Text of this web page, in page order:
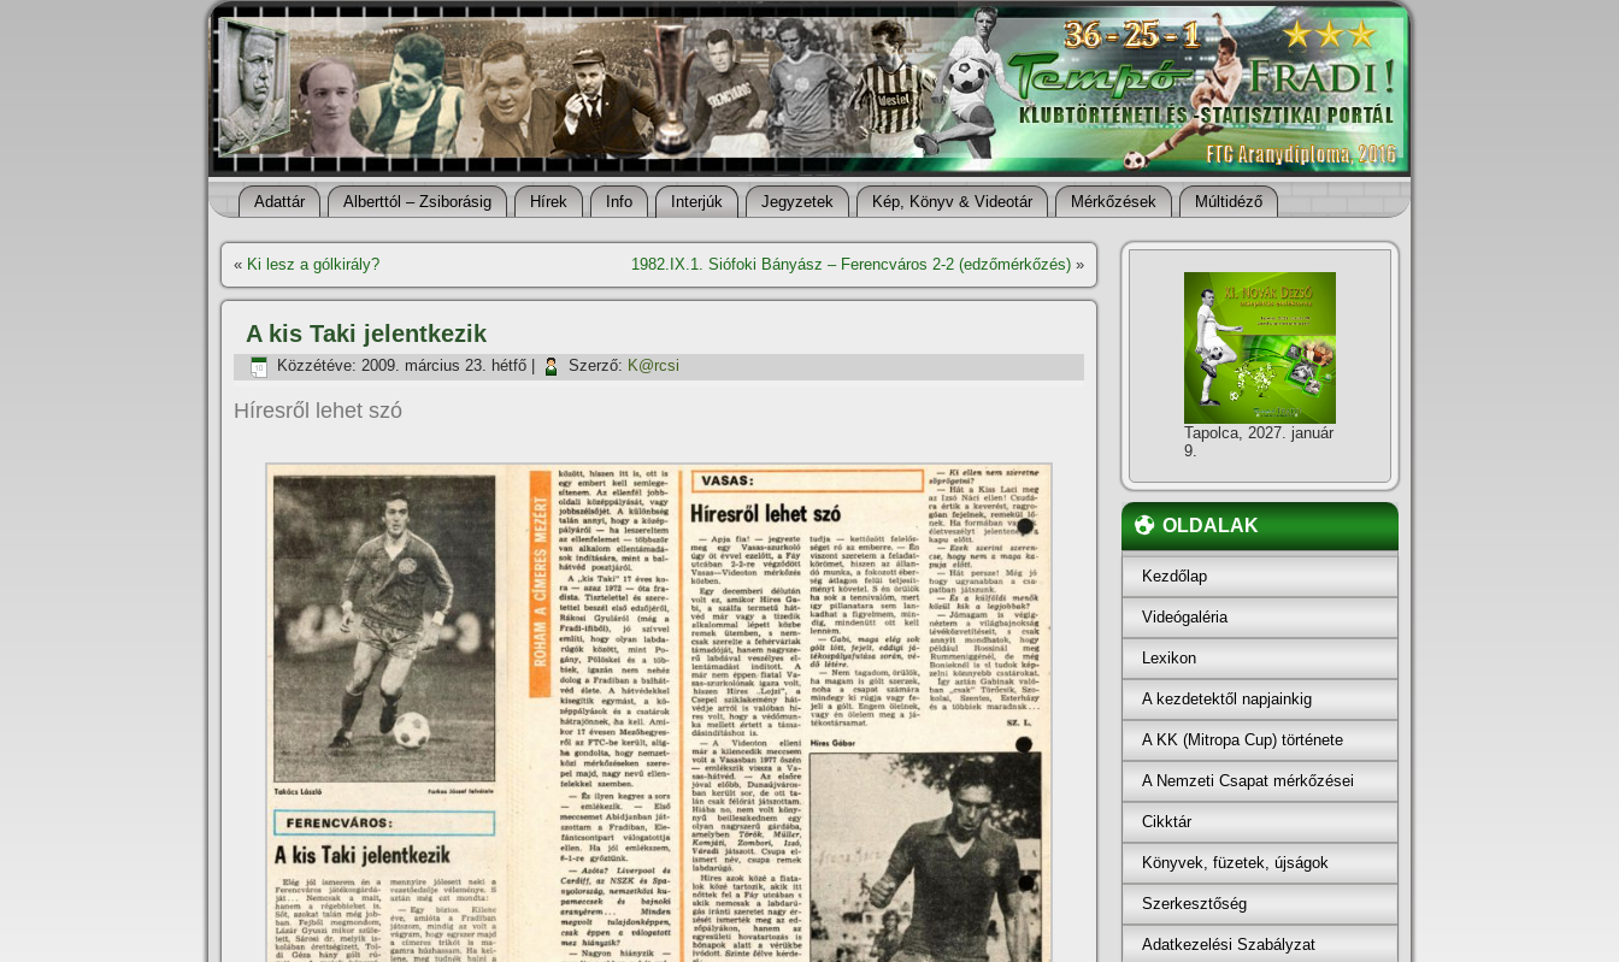
Adattár Alberttól – Zsiborásig Hí­rek Info Interjúk Jegyzetek Kép, Könyv & Videotár Mérkőzések Múltidéző
« Ki lesz a gólkirály? 1982.IX.1. Siófoki Bányász – Ferencváros 2-2 (edzőmérkőzés) »
A kis Taki jelentkezik
Közzétéve: 2009. március 23. hétfő Szerző: K@rcsi
Hí­resről lehet szó
Tapolca, 2027. január
9.
OLDALAK
Kezdőlap
Videógaléria
Lexikon
A kezdetektől napjainkig
A KK (Mitropa Cup) története
A Nemzeti Csapat mérkőzései
Cikktár
Könyvek, füzetek, újságok
Szerkesztőség
Adatkezelési Szabályzat